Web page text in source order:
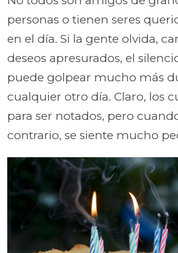
personas o tienen seres
en el día. Si la gente olvida,
deseos apresurados, el
puede golpear mucho más
cualquier otro día. Claro, los
para ser notados, pero
contrario, se siente mucho